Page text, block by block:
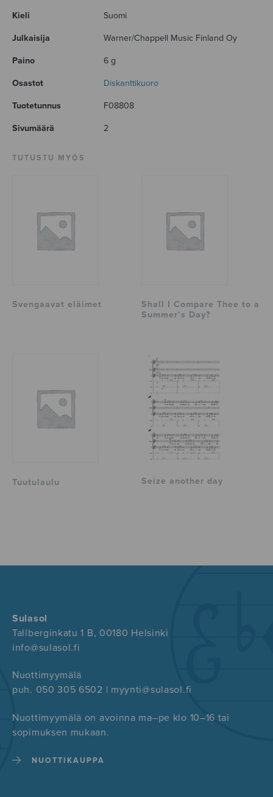
Kieli Suomi
Julkaisija Warner/Chappell Music Finland Oy
Paino 6 g
Osastot Diskanttikuoro
Tuotetunnus F08808
Sivumäärä 2
TUTUSTU MYÖS
Svengaavat eläimet
Shall I Compare Thee to a
Summer’s Day?
Tuutulaulu Seize another day
Sulasol
Tallberginkatu 1 B, 00180 Helsinki
info@sulasol.fi
Nuottimyymälä
puh. 050 305 6502 | myynti@sulasol.fi
Nuottimyymälä on avoinna ma–pe klo 10–16 tai
sopimuksen mukaan.
NUOTTIKAUPPA